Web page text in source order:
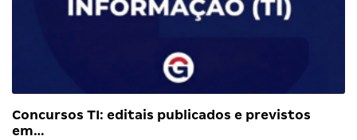
Concursos TI: editais publicados e previstos
em…